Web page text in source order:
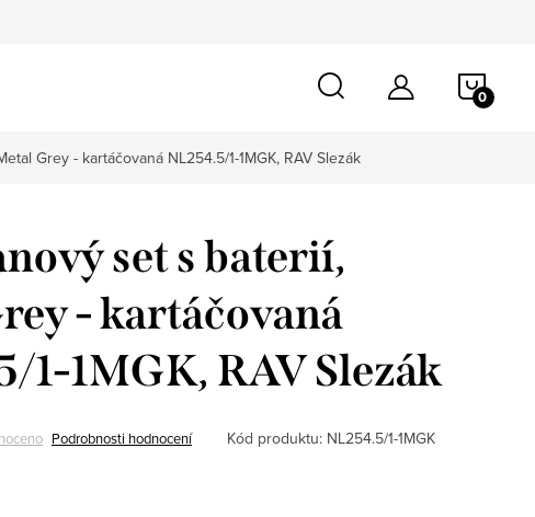
Grey - kartáčovaná NL254.5/1-1MGK, RAV Slezák
set s baterií,
- kartáčovaná
1-1MGK, RAV Slezák
Podrobnosti hodnocení Kód produktu: NL254.5/1-1MGK